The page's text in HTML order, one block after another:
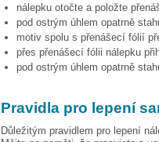
nálepku otočte a položte
pod ostrým úhlem opatrně
motiv spolu s přenášecí fólií
přes přenášecí fólii nálepku
pod ostrým úhlem opatrně
Pravidla pro lepení
Důležitým pravidlem pro lepení